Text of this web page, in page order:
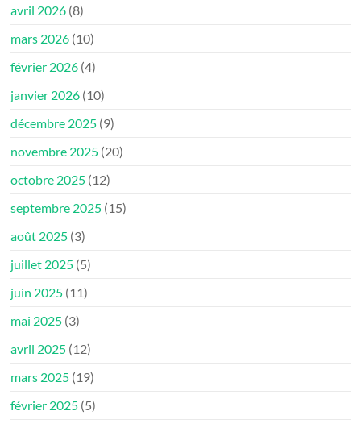
avril 2026 (8)
mars 2026 (10)
février 2026 (4)
janvier 2026 (10)
décembre 2025 (9)
novembre 2025 (20)
octobre 2025 (12)
septembre 2025 (15)
août 2025 (3)
juillet 2025 (5)
juin 2025 (11)
mai 2025 (3)
avril 2025 (12)
mars 2025 (19)
février 2025 (5)